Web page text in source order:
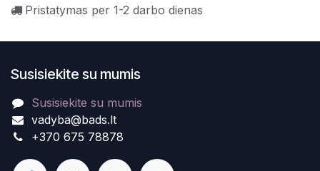
Pristatymas per 1-2 darbo dienas
Susisiekite su mumis
Susisiekite su mumis
vadyba@bads.lt
+370 675 78878